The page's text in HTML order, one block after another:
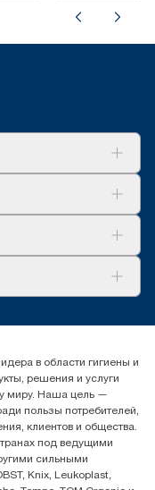
в Казахстане Пр.
в области гигиены и
решения и услуги
миру. Наша цель —
пользы потребителей,
клиентов и общества.
под ведущими
сильными
Knix, Leukoplast,